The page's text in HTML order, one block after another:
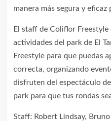
manera más segura y eficaz
El staff de Coliflor Freestyle
actividades del park de El
Freestyle para que puedas
correcta, organizando
disfruten del espectáculo
park para que tus rondas
Staff: Robert Lindsay,